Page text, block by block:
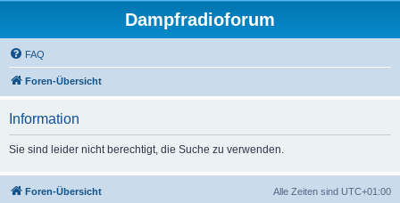
Dampfradioforum
FAQ
Foren-Übersicht
Information
Sie sind leider nicht berechtigt, die Suche zu verwenden.
Foren-Übersicht Alle Zeiten sind UTC+01:00